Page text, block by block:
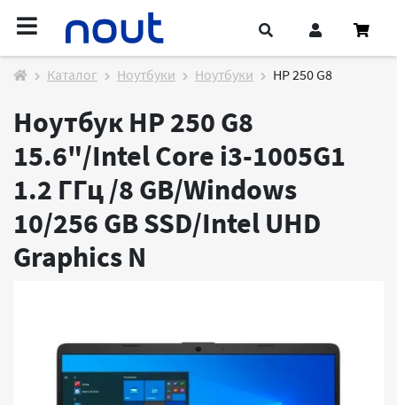
Каталог Ноутбуки Ноутбуки HP 250 G8
Ноутбук HP 250 G8
15.6"/Intel Core i3-1005G1
1.2 ГГц /8 GB/Windows
10/256 GB SSD/Intel UHD
Graphics N